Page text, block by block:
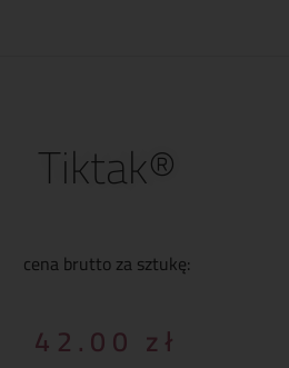
Tiktak®
cena brutto za sztukę:
42.00 zł